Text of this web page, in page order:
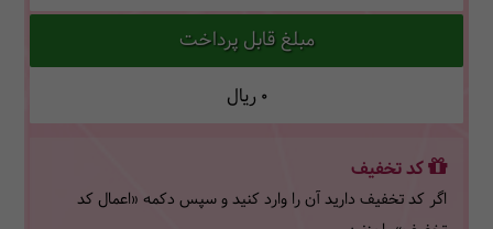
مبلغ قابل پرداخت
0 ریال
کد تخفیف
اگر کد تخفیف دارید آن را وارد کنید و سپس دکمه «اعمال کد